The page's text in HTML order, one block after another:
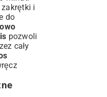
i
do
pozwoli
cały